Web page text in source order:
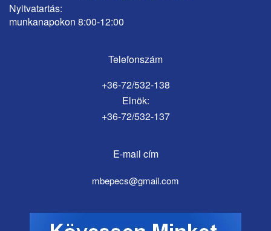
Nyitvatartás:
munkanapokon 8:00-12:00
Telefonszám
+36-72/532-138
Elnök:
+36-72/532-137
E-mail cím
mbepecs@gmail.com